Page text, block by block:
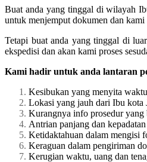
Buat anda yang tinggal di wilayah
untuk menjemput dokumen dan
Tetapi buat anda yang tinggal di
ekspedisi dan akan kami proses
Kami hadir untuk anda lantaran
Kesibukan yang menyita
Lokasi yang jauh dari Ibu kota
Kurangnya info prosedur yang
Antrian panjang dan
Ketidaktahuan dalam mengisi
Keraguan dalam pengiriman
Kerugian waktu, uang dan